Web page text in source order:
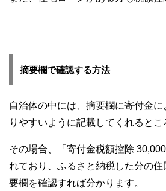
摘要欄で確認する方法
自治体の中には、摘要欄に寄付金
りやすいように記載してくれるとこ
その場合、「寄付金税額控除
れており、ふるさと納税した分の
要欄を確認すれば分かります。